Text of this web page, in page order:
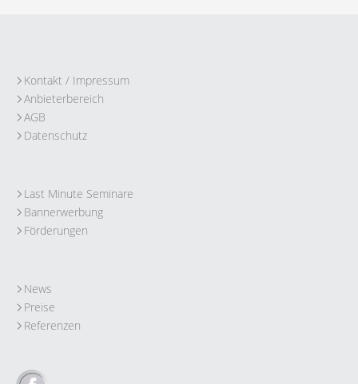
Kontakt / Impressum
Anbieterbereich
AGB
Datenschutz
Last Minute Seminare
Bannerwerbung
Förderungen
News
Preise
Referenzen